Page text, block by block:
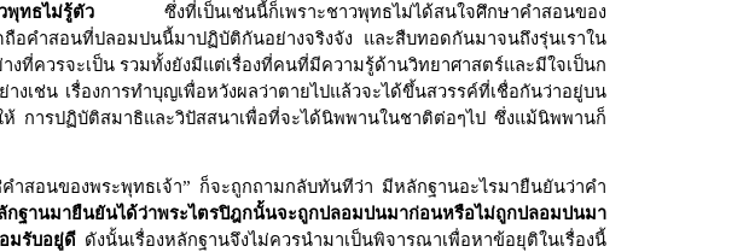
ทธไม่รู้ตัว ซึ่งที่เป็นเช่นนี้ก็เพราะชาวพุทธไม่ได้สนใจศึกษาคำสอนของ
อคำสอนที่ปลอมปนนี้มาปฏิบัติกันอย่างจริงจัง และสืบทอดกันมาจนถึงรุ่นเราใน
ควรจะเป็น รวมทั้งยังมีแต่เรื่องที่คนที่มีความรู้ด้านวิทยาศาสตร์และมีใจเป็นก
เช่น เรื่องการทำบุญเพื่อหวังผลว่าตายไปแล้วจะได้ขึ้นสวรรค์ที่เชื่อกันว่าอยู่บน
การปฏิบัติสมาธิและวิปัสสนาเพื่อที่จะได้นิพพานในชาติต่อๆไป ซึ่งแม้นิพพานก็
ำสอนของพระพุทธเจ้า” ก็จะถูกถามกลับทันทีว่า มีหลักฐานอะไรมายืนยันว่าคำ
กฐานมายืนยันได้ว่าพระไตรปิฎกนั้นจะถูกปลอมปนมาก่อนหรือไม่ถูกปลอมปนมา
มรับอยู่ดี ดังนั้นเรื่องหลักฐานจึงไม่ควรนำมาเป็นพิจารณาเพื่อหาข้อยุติในเรื่องนี้